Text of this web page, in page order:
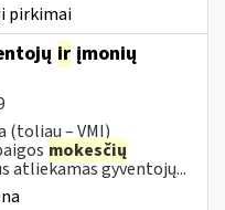
pirkimai
ir įmonių
(toliau – VMI)
mokesčių
atliekamas gyventojų...